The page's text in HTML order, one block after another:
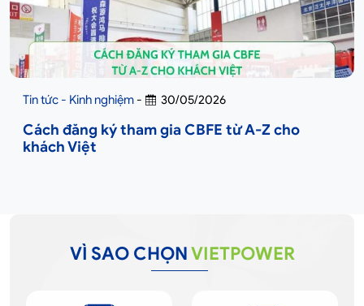
Tin tức - Kinh nghiệm - 30/05/2026
Cách đăng ký tham gia CBFE từ A-Z cho
khách Việt
VÌ SAO CHỌNVIETPOWER